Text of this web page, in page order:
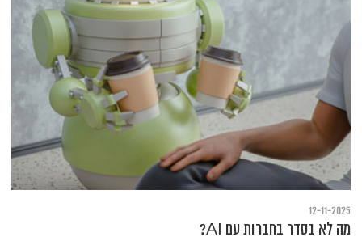
12-11-2025
מה לא בסדר בחברות עם AI?